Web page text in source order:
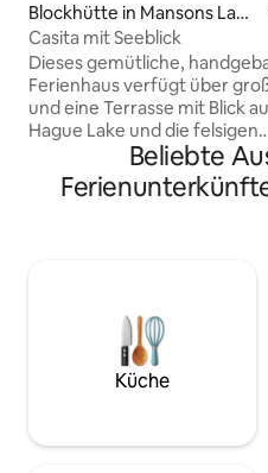
Blockhütte in Mansons Land
ing
Casita mit Seeblick
Dieses gemütliche,
Ferienhaus verfügt über
und eine Terrasse mit Blick
Hague Lake und die felsigen
Landschaften von Turtle
einem kleinen Hain mit hoch
aufragenden Zedern- und
entfernt. Es ist zehn
Schwimmen, Paddelboarding
Kajakfahren am
Sandy Beach oder 15
das Cortes Museum sind nur
Beliebte
Küche